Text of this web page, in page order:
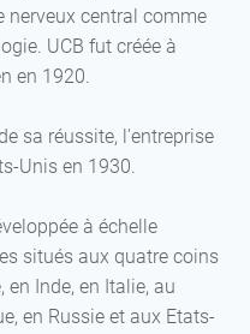
nerveux central comme
UCB fut créée à
en 1920.
sa réussite, l'entreprise
Unis en 1930.
à échelle
situés aux quatre coins
en Inde, en Italie, au
en Russie et aux Etats-